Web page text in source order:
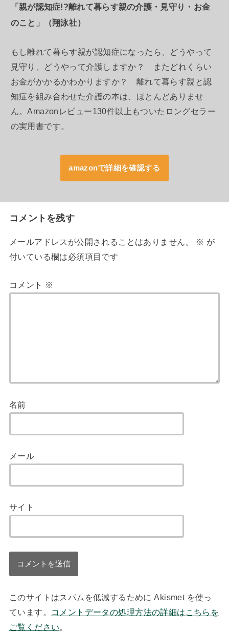
「親が認知症!?離れて暮らす親の介護・見守り・お金
のこと」（翔泳社）
もし離れて暮らす親が認知症になったら、どうやって
見守り、どうやって介護しますか？ またどれくらい
お金がかかるかわかりますか？ 離れて暮らす親と認
知症を組み合わせた介護の本は、ほとんどありませ
ん。Amazonレビュー130件以上もついたロングセラー
の実用書です。
amazonで詳細を確認する
コメントを残す
メールアドレスが公開されることはありません。 ※ が
付いている欄は必須項目です
コメント ※
名前
メール
サイト
このサイトはスパムを低減するために Akismet を使っ
ています。
コメントデータの処理方法の詳細はこちらを
ご覧ください。